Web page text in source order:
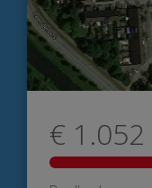
€ 1.052